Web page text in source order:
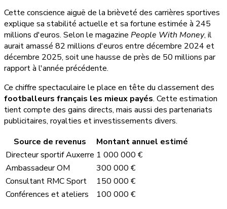
Cette conscience aiguë de la brièveté des carrières sportives
explique sa stabilité actuelle et sa fortune estimée à 245
millions d'euros. Selon le magazine People With Money, il
aurait amassé 82 millions d'euros entre décembre 2024 et
décembre 2025, soit une hausse de près de 50 millions par
rapport à l'année précédente.
Ce chiffre spectaculaire le place en tête du classement des
footballeurs français les mieux payés. Cette estimation
tient compte des gains directs, mais aussi des partenariats
publicitaires, royalties et investissements divers.
Source de revenus
Montant annuel estimé
Directeur sportif Auxerre 1 000 000 €
Ambassadeur OM
300 000 €
Consultant RMC Sport
150 000 €
Conférences et ateliers
100 000 €